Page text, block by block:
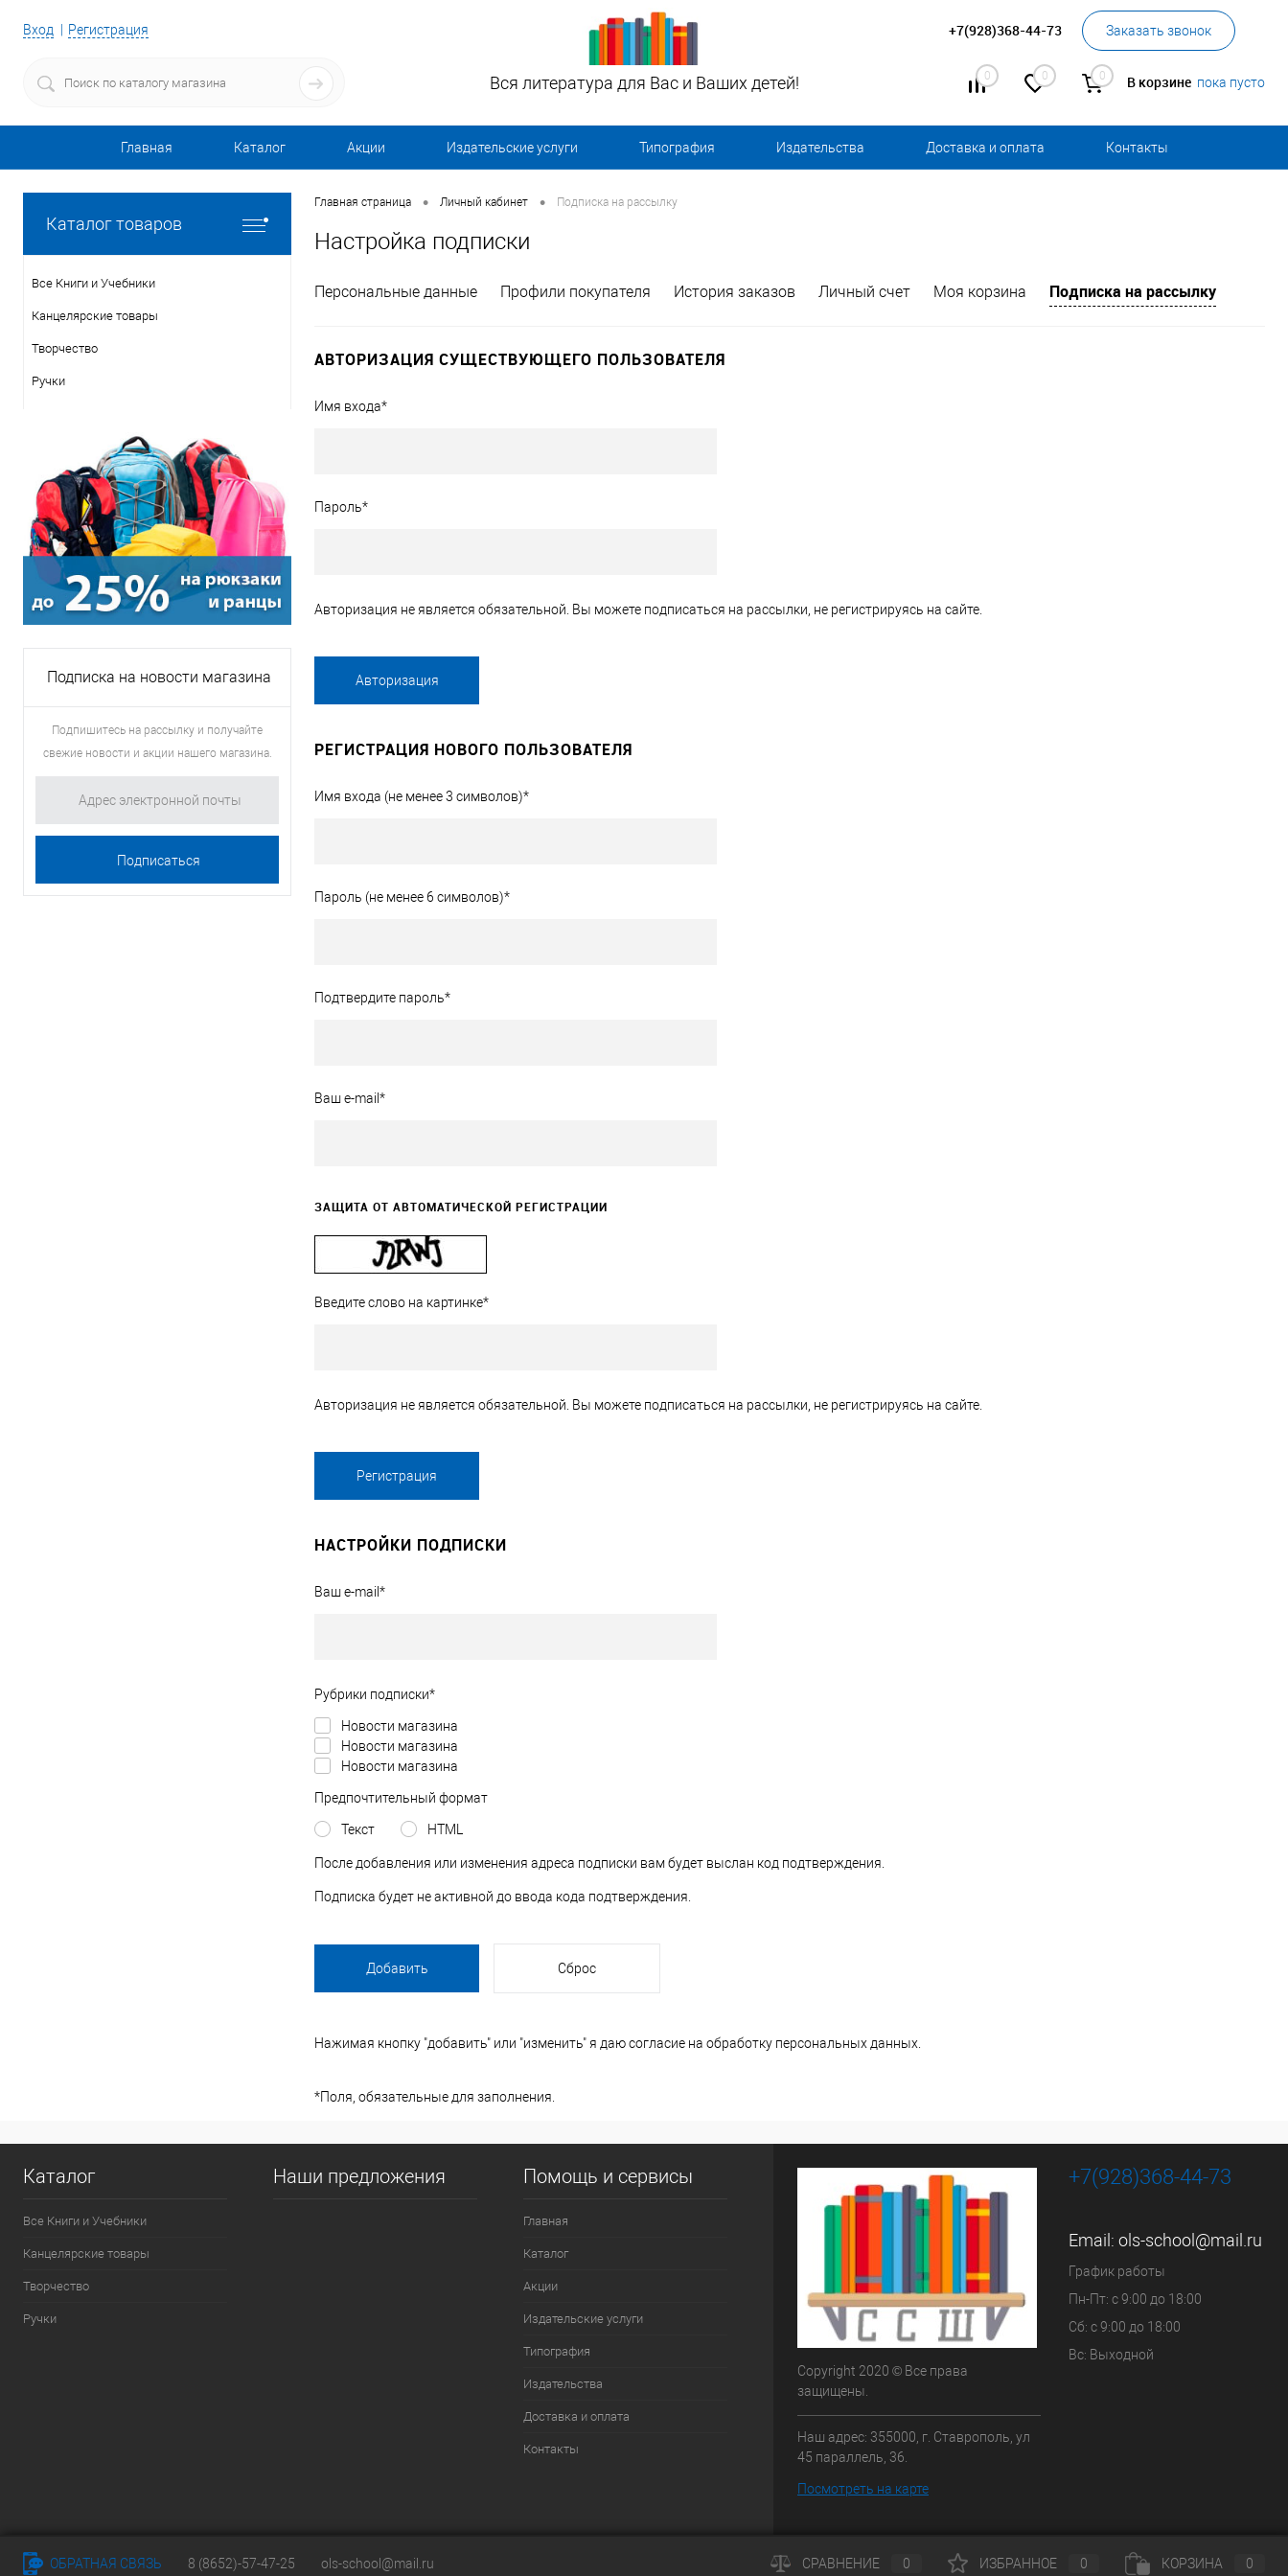
Вход Регистрация +7(928)368-44-73 Заказать звонок
0 0 0 В корзине пока пусто
Вся литература для Вас и Ваших детей!
Главная Каталог Акции Издательские услуги Типография Издательства Доставка и оплата Контакты
Каталог товаров
Все Книги и Учебники
Канцелярские товары
Творчество
Ручки
Подписка на новости магазина
Подпишитесь на рассылку и получайте
свежие новости и акции нашего магазина.
Главная страница • Личный кабинет • Подписка на рассылку
Настройка подписки
Персональные данные Профили покупателя История заказов Личный счет Моя корзина Подписка на рассылку
АВТОРИЗАЦИЯ СУЩЕСТВУЮЩЕГО ПОЛЬЗОВАТЕЛЯ
Имя входа*
Пароль*
Авторизация не является обязательной. Вы можете подписаться на рассылки, не регистрируясь на сайте.
РЕГИСТРАЦИЯ НОВОГО ПОЛЬЗОВАТЕЛЯ
Имя входа (не менее 3 символов)*
Пароль (не менее 6 символов)*
Подтвердите пароль*
Ваш e-mail *
ЗАЩИТА ОТ АВТОМАТИЧЕСКОЙ РЕГИСТРАЦИИ
Введите слово на картинке*
Авторизация не является обязательной. Вы можете подписаться на рассылки, не регистрируясь на сайте.
НАСТРОЙКИ ПОДПИСКИ
Ваш e-mail *
Рубрики подписки*
Новости магазина
Новости магазина
Новости магазина
Предпочтительный формат
Текст HTML
После добавления или изменения адреса подписки вам будет выслан код подтверждения.
Подписка будет не активной до ввода кода подтверждения.
Нажимая кнопку "добавить" или "изменить" я даю согласие на обработку персональных данных.
*Поля, обязательные для заполнения.
Каталог
Все Книги и Учебники
Канцелярские товары
Творчество
Ручки
Наши предложения Помощь и сервисы
Главная
Каталог
Акции
Издательские услуги
Типография
Издательства
Доставка и оплата
Контакты
Copyright 2020 © Все права
защищены.
Наш адрес: 355000, г. Ставрополь, ул
45 параллель, 36.
Посмотреть на карте
+7(928)368-44-73
Email: ols-school@mail.ru
График работы
Пн-Пт: с 9:00 до 18:00
Сб: с 9:00 до 18:00
Вс: Выходной
ОБРАТНАЯ СВЯЗЬ 8 (8652)-57-47-25 ols-school@mail.ru СРАВНЕНИЕ 0 ИЗБРАННОЕ 0 КОРЗИНА 0